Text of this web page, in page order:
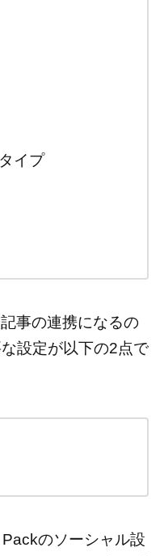
イプ
事の連携になるの
設定が以下の2点で
のソーシャル設